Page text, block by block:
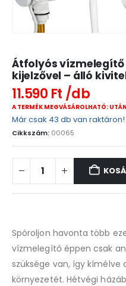
Átfolyós vízmelegítő
kijelzővel – álló
11.590 Ft
A TERMÉK MEGVÁSÁROLHATÓ:
Már csak 43 db van raktáron!
Cikkszám: 00065
Spóroljon havonta több
vízmelegítő éppen csak
szüksége van, így kímélve
környezetét. Hétvégi